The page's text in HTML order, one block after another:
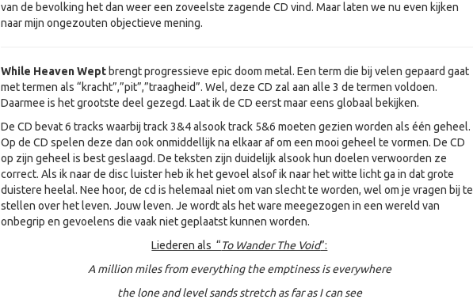
van de bevolking het dan weer een zoveelste zagende CD vind. Maar laten we nu even kijken
naar mijn ongezouten objectieve mening.
While Heaven Weptbrengt progressieve epic doom metal. Een term die bij velen gepaard gaat
met termen als “kracht”,”pit”,”traagheid”. Wel, deze CD zal aan alle 3 de termen voldoen.
Daarmee is het grootste deel gezegd. Laat ik de CD eerst maar eens globaal bekijken.
De CD bevat 6 tracks waarbij track 3&4 alsook track 5&6 moeten gezien worden als één geheel.
Op de CD spelen deze dan ook onmiddellijk na elkaar af om een mooi geheel te vormen. De CD
op zijn geheel is best geslaagd. De teksten zijn duidelijk alsook hun doelen verwoorden ze
correct. Als ik naar de disc luister heb ik het gevoel alsof ik naar het witte licht ga in dat grote
duistere heelal. Nee hoor, de cd is helemaal niet om van slecht te worden, wel om je vragen bij te
stellen over het leven. Jouw leven. Je wordt als het ware meegezogen in een wereld van
onbegrip en gevoelens die vaak niet geplaatst kunnen worden.
Liederen als “To Wander The Void”:
A million miles from everything the emptiness is everywhere
the lone and level sands stretch as far as I can see